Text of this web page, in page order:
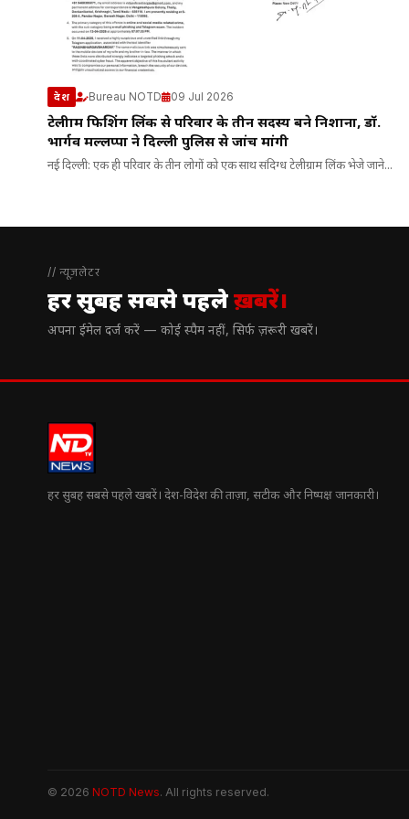
देश Bureau NOTD 09 Jul 2026
टेलीग्राम फिशिंग लिंक से परिवार के तीन सदस्य बने निशाना, डॉ.
भार्गव मल्लप्पा ने दिल्ली पुलिस से जांच मांगी
नई दिल्ली: एक ही परिवार के तीन लोगों को एक साथ संदिग्ध टेलीग्राम लिंक भेजे जाने...
// न्यूज़लेटर
हर सुबह सबसे पहलेख़बरें।
अपना ईमेल दर्ज करें — कोई स्पैम नहीं, सिर्फ ज़रूरी खबरें।
हर सुबह सबसे पहले खबरें। देश-विदेश की ताज़ा, सटीक और निष्पक्ष जानकारी।
© 2026 NOTD News. All rights reserved.